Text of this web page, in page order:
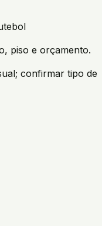
piso e orçamento.
confirmar tipo de